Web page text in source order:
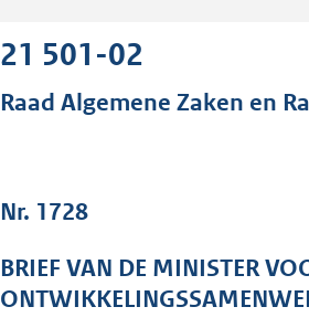
21 501-02
Raad Algemene Zaken en
Nr. 1728
BRIEF VAN DE MINISTER